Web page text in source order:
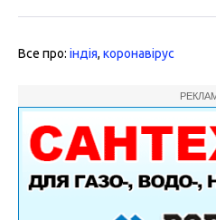
Все про: індія, коронавірус